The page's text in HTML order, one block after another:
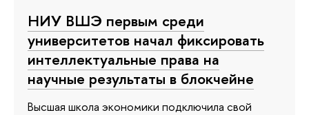
НИУ ВШЭ первым среди
университетов начал фиксировать
интеллектуальные права на
научные результаты в блокчейне
Высшая школа экономики подключила свой